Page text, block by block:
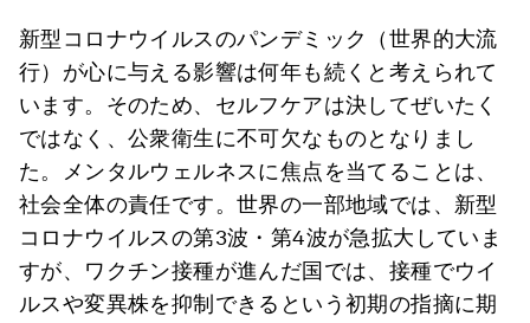
新型コロナウイルスのパンデミック（世界的大流
行）が心に与える影響は何年も続くと考えられて
います。そのため、セルフケアは決してぜいたく
ではなく、公衆衛生に不可欠なものとなりまし
た。メンタルウェルネスに焦点を当てることは、
社会全体の責任です。世界の一部地域では、新型
コロナウイルスの第3波・第4波が急拡大していま
すが、ワクチン接種が進んだ国では、接種でウイ
ルスや変異株を抑制できるという初期の指摘に期